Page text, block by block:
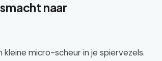
naar
micro-scheur in je spiervezels.